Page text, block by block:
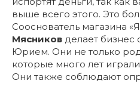
выше всего этого. Это
Сооснователь магазина
Мясников делает
Юрием. Они не только
которые много лет
Они также соблюдают